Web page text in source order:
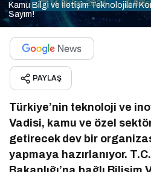
Kamu Bilgi ve İletişim Teknolojileri
Sayım!
PAYLAŞ
Türkiye’nin teknoloji ve
Vadisi, kamu ve özel
getirecek dev bir
yapmaya hazırlanıyor.